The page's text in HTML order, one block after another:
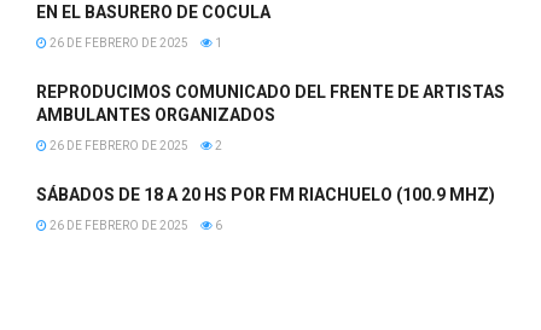
EN EL BASURERO DE COCULA
26 DE FEBRERO DE 2025 1
REPRODUCIMOS COMUNICADO DEL FRENTE DE ARTISTAS
AMBULANTES ORGANIZADOS
26 DE FEBRERO DE 2025 2
SÁBADOS DE 18 A 20 HS POR FM RIACHUELO (100.9 MHZ)
26 DE FEBRERO DE 2025 6